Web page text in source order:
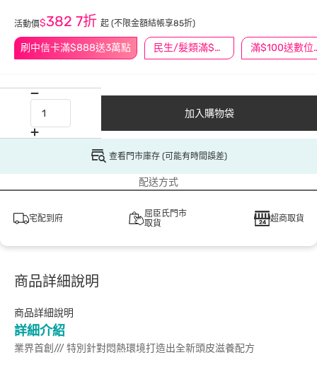
刷中信卡滿$888送3萬點 民生/髮類滿$388送舒潔冰巾 滿
活動價$382 7折 起 (不限金額結帳享85折)
加入購物袋
查看門市庫存 (可能有時間誤差)
配送方式
宅配到府
屈臣氏門市
取貨
超商取貨
商品詳細說明
商品詳細說明
詳細介紹
業界首創/// 特別針對悶熱環境打造出全新頭皮滋養配方